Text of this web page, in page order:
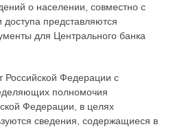
о населении, совместно с
представляются
для Центрального банка
Российской Федерации с
полномочия
Федерации, в целях
сведения, содержащиеся в